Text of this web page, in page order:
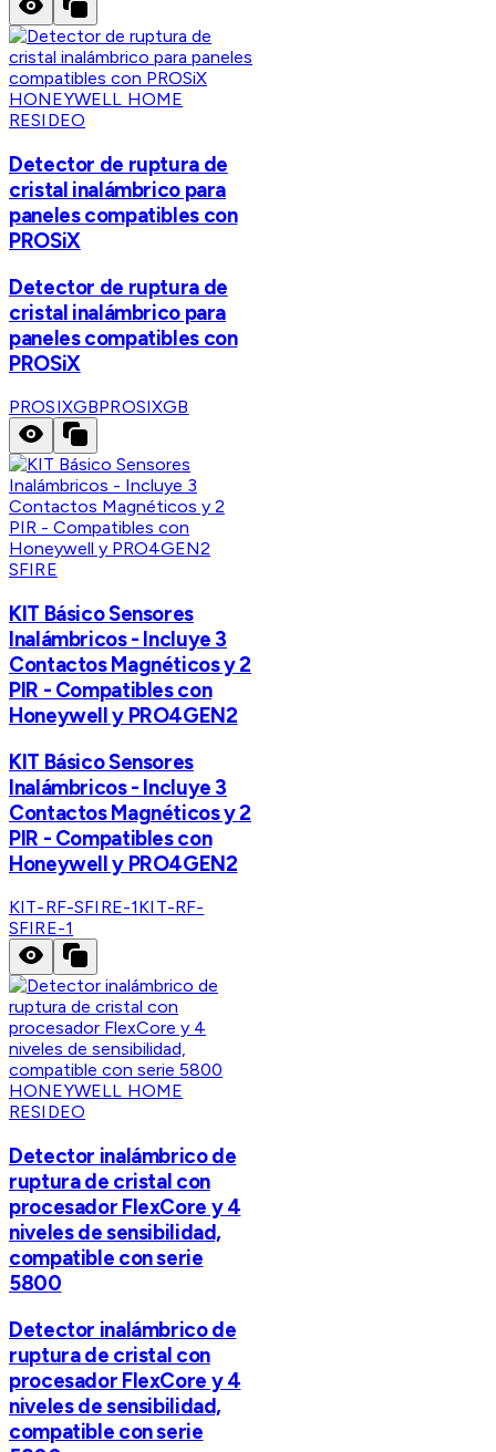
HONEYWELL HOME
RESIDEO
Detector de ruptura de
cristal inalámbrico para
paneles compatibles con
PROSiX
Detector de ruptura de
cristal inalámbrico para
paneles compatibles con
PROSiX
PROSIXGBPROSIXGB
SFIRE
KIT Básico Sensores
Inalámbricos - Incluye 3
Contactos Magnéticos y 2
PIR - Compatibles con
Honeywell y PRO4GEN2
KIT Básico Sensores
Inalámbricos - Incluye 3
Contactos Magnéticos y 2
PIR - Compatibles con
Honeywell y PRO4GEN2
KIT-RF-SFIRE-1KIT-RF-
SFIRE-1
HONEYWELL HOME
RESIDEO
Detector inalámbrico de
ruptura de cristal con
procesador FlexCore y 4
niveles de sensibilidad,
compatible con serie
5800
Detector inalámbrico de
ruptura de cristal con
procesador FlexCore y 4
niveles de sensibilidad,
compatible con serie